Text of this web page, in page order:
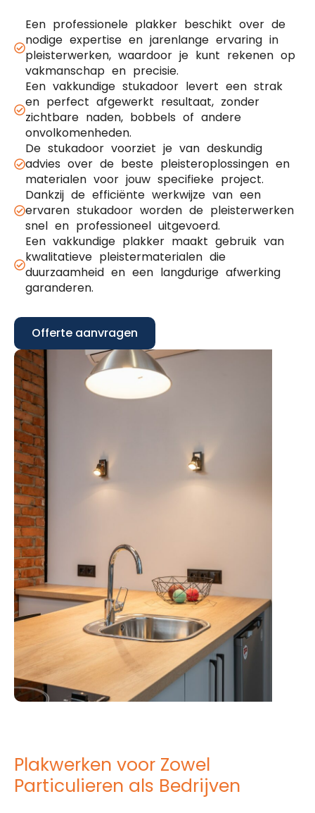
Een professionele plakker beschikt over de
nodige expertise en jarenlange ervaring in
pleisterwerken, waardoor je kunt rekenen op
vakmanschap en precisie.
Een vakkundige stukadoor levert een strak
en perfect afgewerkt resultaat, zonder
zichtbare naden, bobbels of andere
onvolkomenheden.
De stukadoor voorziet je van deskundig
advies over de beste pleisteroplossingen en
materialen voor jouw specifieke project.
Dankzij de efficiënte werkwijze van een
ervaren stukadoor worden de pleisterwerken
snel en professioneel uitgevoerd.
Een vakkundige plakker maakt gebruik van
kwalitatieve pleistermaterialen die
duurzaamheid en een langdurige afwerking
garanderen.
Offerte aanvragen
Plakwerken voor Zowel
Particulieren als Bedrijven